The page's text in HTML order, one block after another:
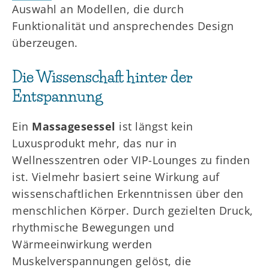
Auswahl an Modellen, die durch
Funktionalität und ansprechendes Design
überzeugen.
Die Wissenschaft hinter der
Entspannung
Ein Massagesessel ist längst kein
Luxusprodukt mehr, das nur in
Wellnesszentren oder VIP-Lounges zu finden
ist. Vielmehr basiert seine Wirkung auf
wissenschaftlichen Erkenntnissen über den
menschlichen Körper. Durch gezielten Druck,
rhythmische Bewegungen und
Wärmeeinwirkung werden
Muskelverspannungen gelöst, die